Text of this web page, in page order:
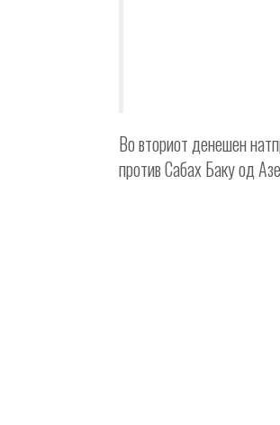
Во вториот денешен
против Сабах Баку од